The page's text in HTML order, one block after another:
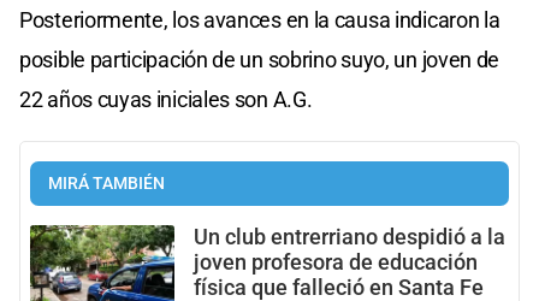
Posteriormente, los avances en la causa indicaron la
posible participación de un sobrino suyo, un joven de
22 años cuyas iniciales son A.G.
MIRÁ TAMBIÉN
Un club entrerriano despidió a la
joven profesora de educación
física que falleció en Santa Fe